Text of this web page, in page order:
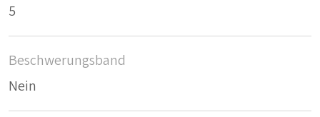
5
Beschwerungsband
Nein